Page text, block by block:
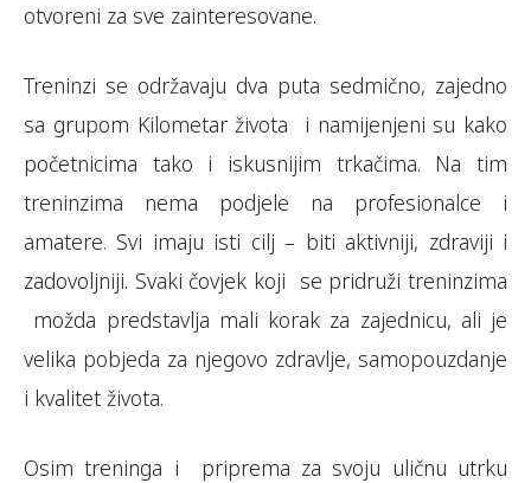
otvoreni za sve zainteresovane.
Treninzi se održavaju dva puta sedmično, zajedno
sa grupom Kilometar života i namijenjeni su kako
početnicima tako i iskusnijim trkačima. Na tim
treninzima nema podjele na profesionalce i
amatere. Svi imaju isti cilj – biti aktivniji, zdraviji i
zadovoljniji. Svaki čovjek koji se pridruži treninzima
možda predstavlja mali korak za zajednicu, ali je
velika pobjeda za njegovo zdravlje, samopouzdanje
i kvalitet života.
Osim treninga i priprema za svoju uličnu utrku